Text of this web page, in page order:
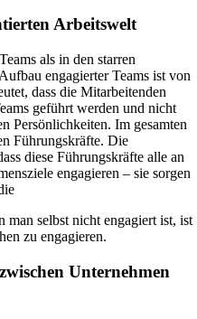
Arbeitswelt
als in den starren
engagierter Teams ist von
dass die Mitarbeitenden
geführt werden und nicht
Persönlichkeiten. Im gesamten
Führungskräfte. Die
diese Führungskräfte alle an
engagieren – sie sorgen
selbst nicht engagiert ist, ist
zu engagieren.
Unternehmen